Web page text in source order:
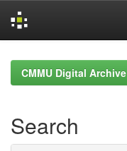
navigationCMMU Digital Archive
Search